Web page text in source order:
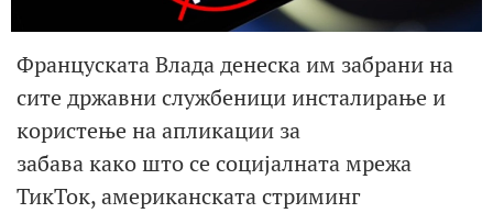
Француската Влада денеска им забрани на
сите државни службеници инсталирање и
користење на апликации за
забава како што се социјалната мрежа
ТикТок, американската стриминг